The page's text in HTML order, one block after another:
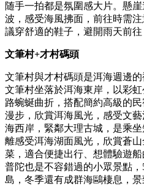
随手一拍都是氛圍感大片。懸
波，感受海風拂面，前往時需
議穿舒適的鞋子，避開雨天前往
文筆村+才村碼頭
文筆村與才村碼頭是洱海週邊
文筆村坐落於洱海東岸，以彩
路蜿蜒曲折，搭配簡約高級的
漫步，欣賞洱海風光，感受文
海西岸，緊鄰大理古城，是乘
離感受洱海湖面風光，欣賞蒼
菜，適合便捷出行、想體驗遊
普陀也是不容錯過的小眾景點
島，冬季還有成群海鷗棲息，景